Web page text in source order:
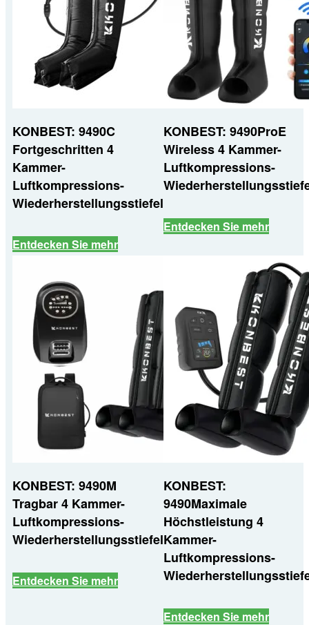
KONBEST: 9490C
Fortgeschritten 4
Kammer-
Luftkompressions-
Wiederherstellungsstiefel
Entdecken Sie mehr
KONBEST: 9490ProE
Wireless 4 Kammer-
Luftkompressions-
Entdecken Sie mehr
KONBEST: 9490M
Tragbar 4 Kammer-
Luftkompressions-
Wiederherstellungsstiefel
Entdecken Sie mehr
KONBEST:
9490Maximale
Höchstleistung 4
Kammer-
Luftkompressions-
Entdecken Sie mehr